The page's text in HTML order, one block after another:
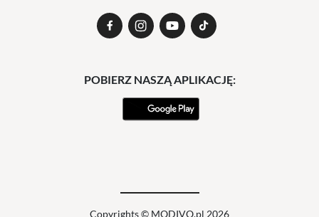
POBIERZ NASZĄ APLIKACJĘ:
Copyrights © MODIVO.pl 2026